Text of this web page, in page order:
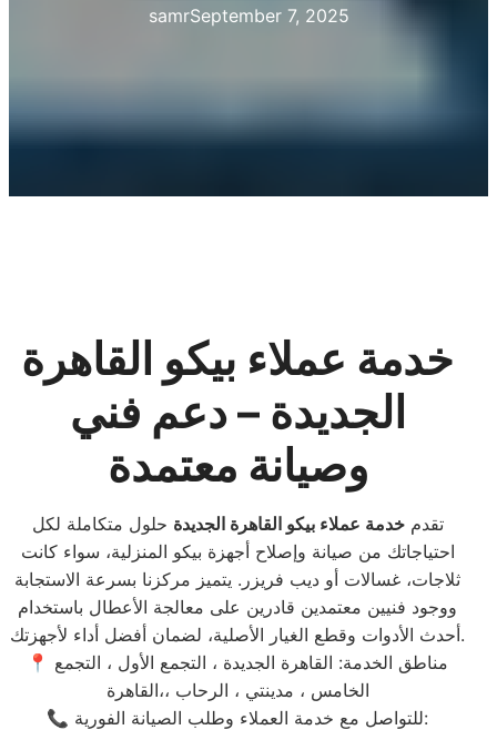
samrSeptember 7, 2025
خدمة عملاء بيكو القاهرة
الجديدة – دعم فني
وصيانة معتمدة
تقدمخدمة عملاء بيكو القاهرة الجديدة حلول متكاملة لكل
احتياجاتك من صيانة وإصلاح أجهزة بيكو المنزلية، سواء كانت
ثلاجات، غسالات أو ديب فريزر. يتميز مركزنا بسرعة الاستجابة
ووجود فنيين معتمدين قادرين على معالجة الأعطال باستخدام
أحدث الأدوات وقطع الغيار الأصلية، لضمان أفضل أداء لأجهزتك.
📍 مناطق الخدمة: القاهرة الجديدة ، التجمع الأول ، التجمع
الخامس ، مدينتي ، الرحاب ،،القاهرة
📞 للتواصل مع خدمة العملاء وطلب الصيانة الفورية: